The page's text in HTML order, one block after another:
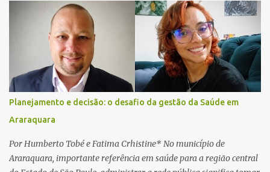
suspeito alegou que seria necessário atualizar o cadastro da conta
e passou a orientar a vítima sobre os procedimentos que deveriam
ser realizados. Dias depois, o golpista enviou um documento em
PDF simulando uma comunicação oficial da instituição financeira.
Na sequência, entrou em contato por telefone e encaminhou um
link, orientando a vítima a acessá-lo pelo computador para
concluir a suposta atualização cadastral. Após realizar o
procedimento, a conta bancária ficou bloqueada por algumas
horas. Sem conseguir acessar o sistema, a vítima tentou
novamente contato com o suposto gerente, mas não obteve
resposta. Na segunda-fe...
Planejamento e decisão: o desafio da gestão da Saúde em
Araraquara
Por Humberto Tobé e Fatima Crhistine* No município de
Araraquara, importante referência em saúde para a região central